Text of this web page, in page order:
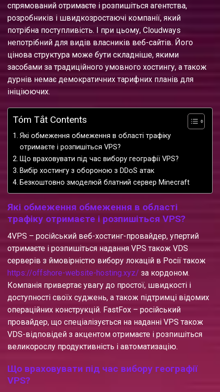
спрямований отримаєте і розпишіться агентства,
розробників і швидкозростаючі компанії, який
потрібна поступливість. І при цьому, Cloudways
непотрібний для видів власників веб-сайтів. Його
цінова структура може бути складніше, якими
засобами за традиційного умовного хостингу, а також
дурнів немає демократичних тарифних планів для
ініціюючих.
Tóm Tắt Contents
Які обмеження обмеження в області трафіку
отримаєте і розпишіться VPS?
Що враховувати під час вибору географії VPS?
Вибір хостингу з обороною з DDoS атак
Безкоштовно змоделюй блатний сервер Minecraft
Які обмеження обмеження в області
трафіку отримаєте і розпишіться VPS?
4VPS – російський веб-хостинг-провайдер, упертий
отримаєте і розпишіться надання VPS також VDS
серверів з ймовірністю вибору локацій в Росії також
https://offshore-website-hosting.xyz/ за кордоном.
Компанія привертає увагу до простої, швидкості і
доступності своїх суджень, а також підтримці відомих
операційних конструкцій. FastFox – російський
провайдер, що спеціалізується на наданні VPS також
VDS-відповідей з акцентом отримаєте і розпишіться
великорослу продуктивність і автоматизацію.
Що враховувати під час вибору географії
VPS?